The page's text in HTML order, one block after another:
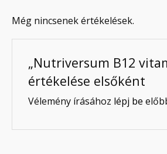
Még nincsenek értékelések.
„Nutriversum B12
értékelése elsőként
Vélemény írásához lépj be